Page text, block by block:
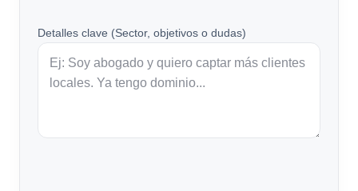
Detalles clave (Sector, objetivos o dudas)